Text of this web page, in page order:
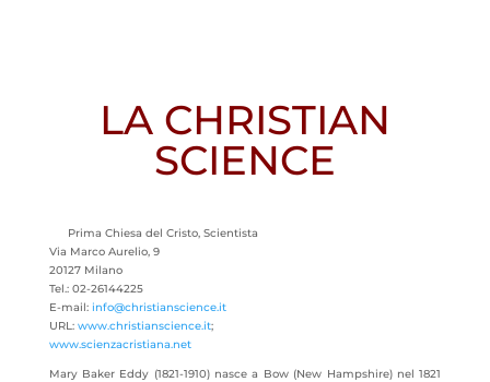
LA CHRISTIAN
SCIENCE
Prima Chiesa del Cristo, Scientista
Via Marco Aurelio, 9
20127 Milano
Tel.: 02-26144225
E-mail: info@christianscience.it
URL: www.christianscience.it;
www.scienzacristiana.net
Mary Baker Eddy (1821-1910) nasce a Bow (New Hampshire) nel 1821